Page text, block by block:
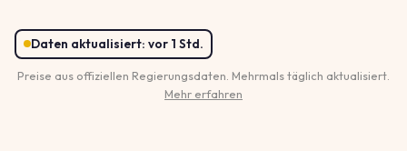
Daten aktualisiert: vor 1 Std.
Preise aus offiziellen Regierungsdaten. Mehrmals täglich aktualisiert.
Mehr erfahren